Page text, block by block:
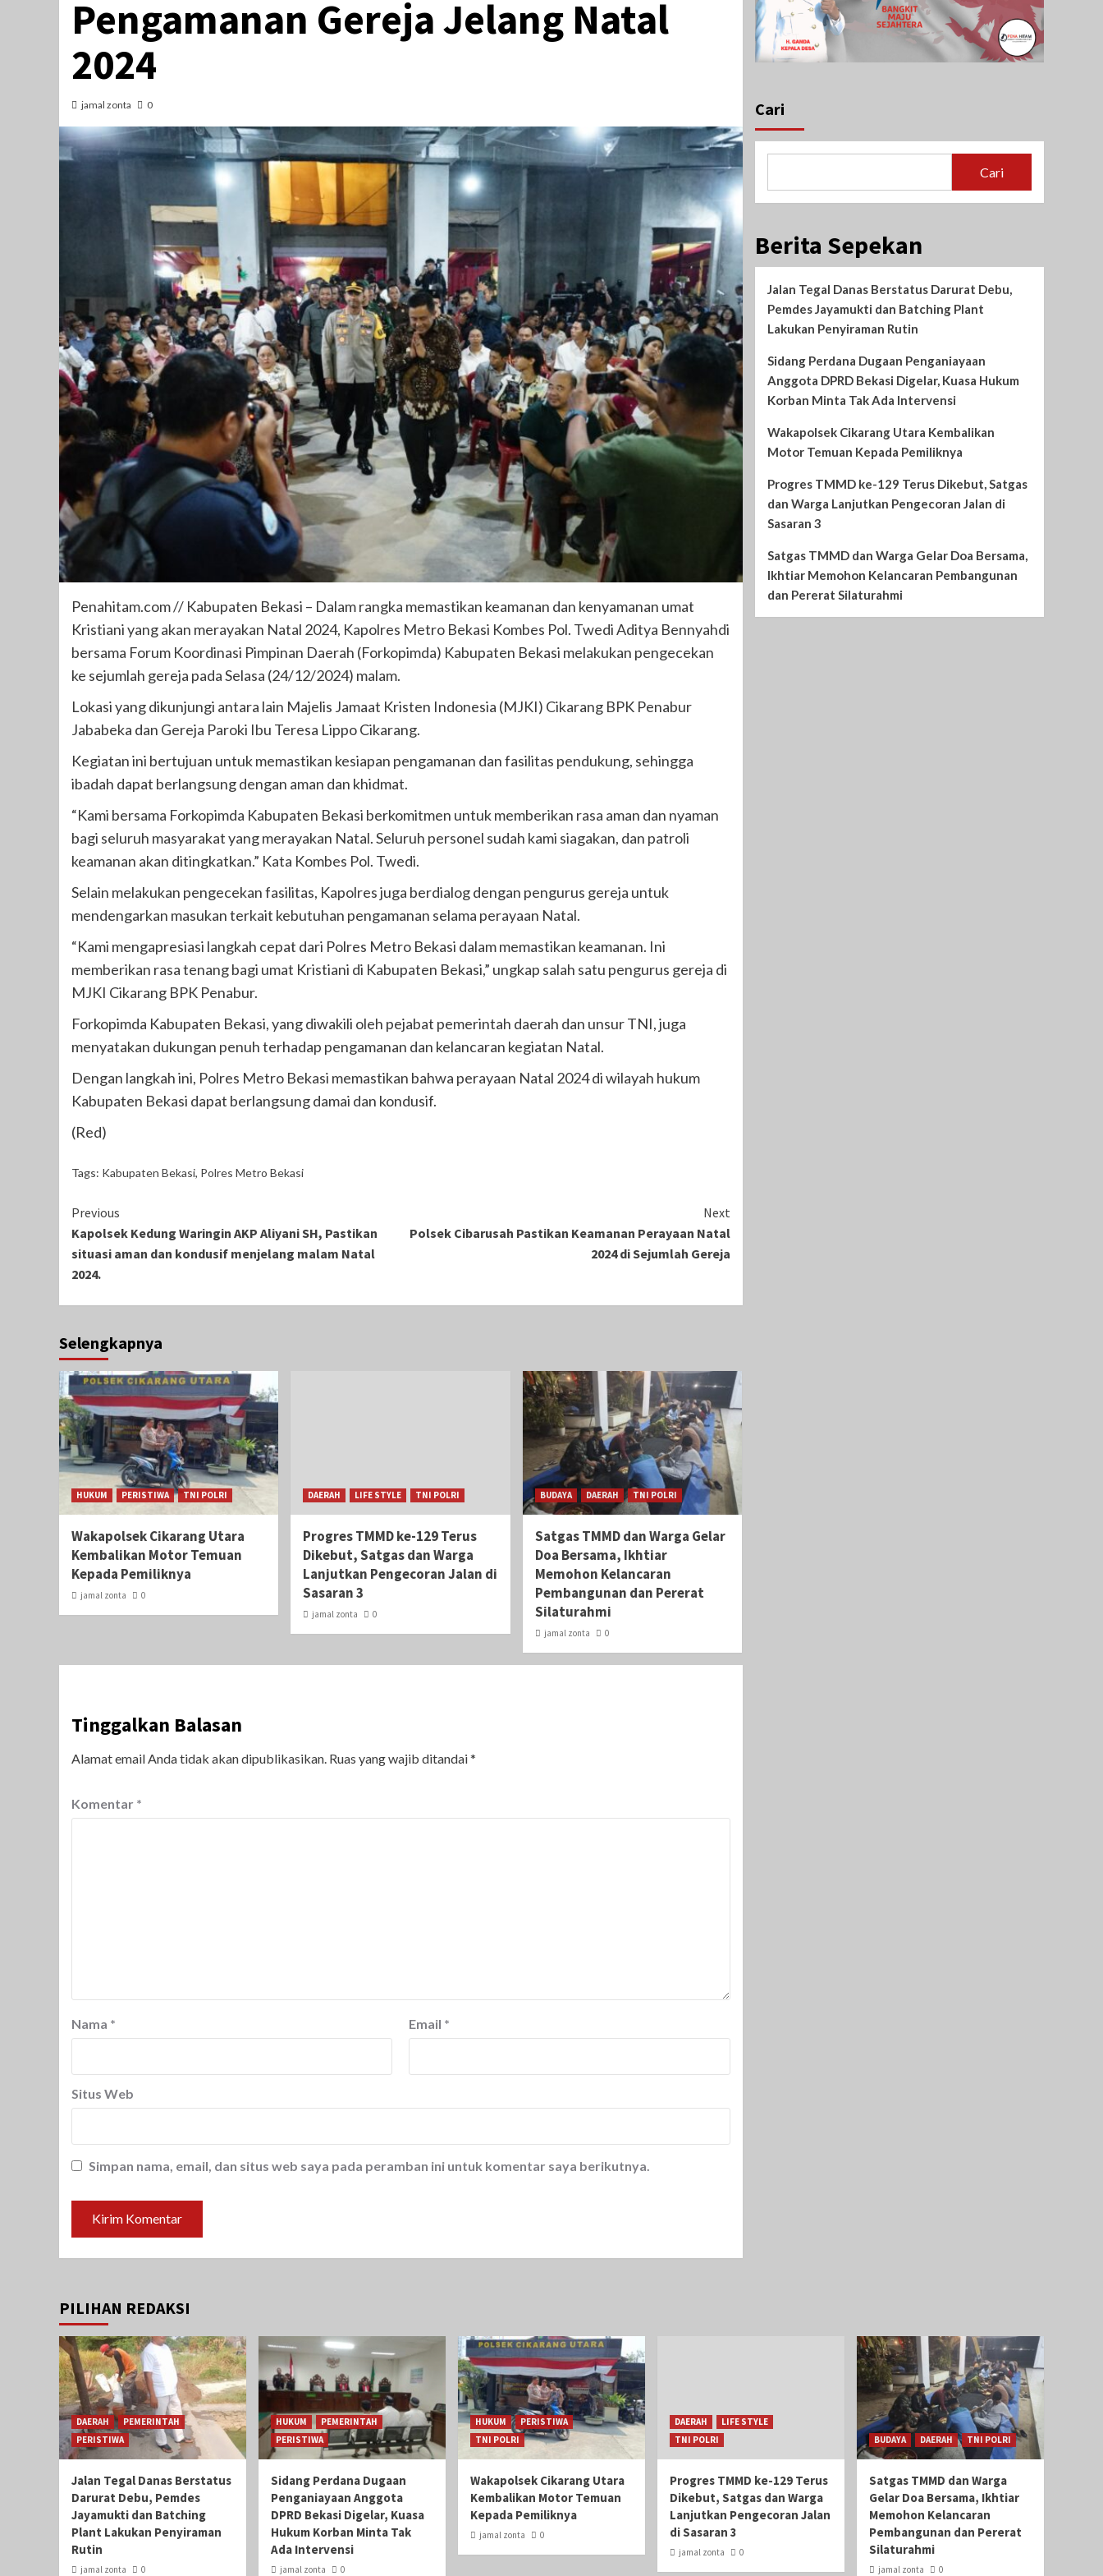
Pengamanan Gereja Jelang Natal
2024
jamal zonta 0
Penahitam.com // Kabupaten Bekasi – Dalam rangka memastikan keamanan dan kenyamanan umat
Kristiani yang akan merayakan Natal 2024, Kapolres Metro Bekasi Kombes Pol. Twedi Aditya Bennyahdi
bersama Forum Koordinasi Pimpinan Daerah (Forkopimda) Kabupaten Bekasi melakukan pengecekan
ke sejumlah gereja pada Selasa (24/12/2024) malam.
Lokasi yang dikunjungi antara lain Majelis Jamaat Kristen Indonesia (MJKI) Cikarang BPK Penabur
Jababeka dan Gereja Paroki Ibu Teresa Lippo Cikarang.
Kegiatan ini bertujuan untuk memastikan kesiapan pengamanan dan fasilitas pendukung, sehingga
ibadah dapat berlangsung dengan aman dan khidmat.
“Kami bersama Forkopimda Kabupaten Bekasi berkomitmen untuk memberikan rasa aman dan nyaman
bagi seluruh masyarakat yang merayakan Natal. Seluruh personel sudah kami siagakan, dan patroli
keamanan akan ditingkatkan.” Kata Kombes Pol. Twedi.
Selain melakukan pengecekan fasilitas, Kapolres juga berdialog dengan pengurus gereja untuk
mendengarkan masukan terkait kebutuhan pengamanan selama perayaan Natal.
“Kami mengapresiasi langkah cepat dari Polres Metro Bekasi dalam memastikan keamanan. Ini
memberikan rasa tenang bagi umat Kristiani di Kabupaten Bekasi,” ungkap salah satu pengurus gereja di
MJKI Cikarang BPK Penabur.
Forkopimda Kabupaten Bekasi, yang diwakili oleh pejabat pemerintah daerah dan unsur TNI, juga
menyatakan dukungan penuh terhadap pengamanan dan kelancaran kegiatan Natal.
Dengan langkah ini, Polres Metro Bekasi memastikan bahwa perayaan Natal 2024 di wilayah hukum
Kabupaten Bekasi dapat berlangsung damai dan kondusif.
(Red)
Tags: Kabupaten Bekasi, Polres Metro Bekasi
Continue
Reading
Previous
Kapolsek Kedung Waringin AKP Aliyani SH, Pastikan
situasi aman dan kondusif menjelang malam Natal
2024.
Next
Polsek Cibarusah Pastikan Keamanan Perayaan Natal
2024 di Sejumlah Gereja
Selengkapnya
HUKUM PERISTIWA TNI POLRI
Wakapolsek Cikarang Utara
Kembalikan Motor Temuan
Kepada Pemiliknya
jamal zonta 0
DAERAH LIFE STYLE TNI POLRI
Progres TMMD ke-129 Terus
Dikebut, Satgas dan Warga
Lanjutkan Pengecoran Jalan di
Sasaran 3
jamal zonta 0
BUDAYA DAERAH TNI POLRI
Satgas TMMD dan Warga Gelar
Doa Bersama, Ikhtiar
Memohon Kelancaran
Pembangunan dan Pererat
Silaturahmi
jamal zonta 0
Tinggalkan Balasan
Alamat email Anda tidak akan dipublikasikan. Ruas yang wajib ditandai*
Komentar *
Nama * Email *
Situs Web
Simpan nama, email, dan situs web saya pada peramban ini untuk komentar saya berikutnya.
Cari
Cari
Berita Sepekan
Jalan Tegal Danas Berstatus Darurat Debu,
Pemdes Jayamukti dan Batching Plant
Lakukan Penyiraman Rutin
Sidang Perdana Dugaan Penganiayaan
Anggota DPRD Bekasi Digelar, Kuasa Hukum
Korban Minta Tak Ada Intervensi
Wakapolsek Cikarang Utara Kembalikan
Motor Temuan Kepada Pemiliknya
Progres TMMD ke-129 Terus Dikebut, Satgas
dan Warga Lanjutkan Pengecoran Jalan di
Sasaran 3
Satgas TMMD dan Warga Gelar Doa Bersama,
Ikhtiar Memohon Kelancaran Pembangunan
dan Pererat Silaturahmi
PILIHAN REDAKSI
DAERAH
PEMERINTAH
PERISTIWA
Jalan Tegal Danas Berstatus
Darurat Debu, Pemdes
Jayamukti dan Batching
Plant Lakukan Penyiraman
Rutin
jamal zonta 0
HUKUM
PEMERINTAH
PERISTIWA
Sidang Perdana Dugaan
Penganiayaan Anggota
DPRD Bekasi Digelar, Kuasa
Hukum Korban Minta Tak
Ada Intervensi
jamal zonta 0
HUKUM
PERISTIWA
TNI POLRI
Wakapolsek Cikarang Utara
Kembalikan Motor Temuan
Kepada Pemiliknya
jamal zonta 0
DAERAH
LIFE STYLE
TNI POLRI
Progres TMMD ke-129 Terus
Dikebut, Satgas dan Warga
Lanjutkan Pengecoran Jalan
di Sasaran 3
jamal zonta 0
BUDAYA DAERAH TNI POLRI
Satgas TMMD dan Warga
Gelar Doa Bersama, Ikhtiar
Memohon Kelancaran
Pembangunan dan Pererat
Silaturahmi
jamal zonta 0